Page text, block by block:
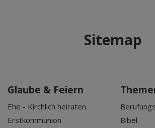
Sitemap
Glaube & Feiern
Ehe - Kirchlich heiraten
Erstkommunion
Bibel